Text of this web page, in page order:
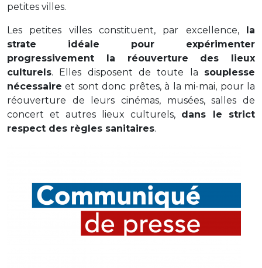
petites villes.
Les petites villes constituent, par excellence, la
strate idéale pour expérimenter
progressivement la réouverture des lieux
culturels. Elles disposent de toute la souplesse
nécessaire et sont donc prêtes, à la mi-mai, pour la
réouverture de leurs cinémas, musées, salles de
concert et autres lieux culturels, dans le strict
respect des règles sanitaires.